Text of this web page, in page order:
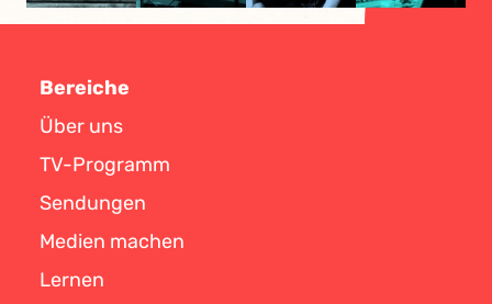
Bereiche
Über uns
TV-Programm
Sendungen
Medien machen
Lernen